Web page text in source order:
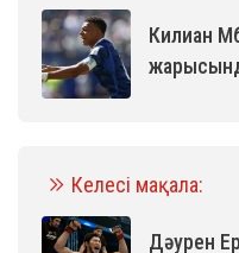
Килиан
Келесі мақала:
Дәурен